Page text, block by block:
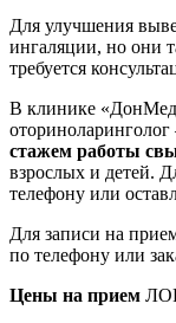
Для улучшения
ингаляции, но они
требуется
В клинике
стажем работы
взрослых и детей.
телефону или
Для записи на
по телефону или
Цены на прием